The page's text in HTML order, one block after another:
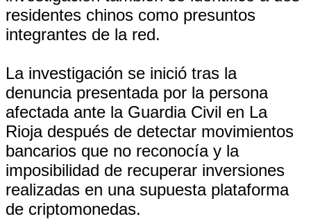
residentes chinos como presuntos
integrantes de la red.
La investigación se inició tras la
denuncia presentada por la persona
afectada ante la Guardia Civil en La
Rioja después de detectar movimientos
bancarios que no reconocía y la
imposibilidad de recuperar inversiones
realizadas en una supuesta plataforma
de criptomonedas.